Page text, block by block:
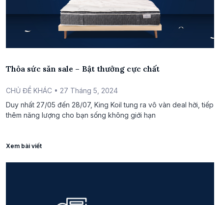
Thỏa sức săn sale – Bật thưởng cực chất
CHỦ ĐỀ KHÁC • 27 Tháng 5, 2024
Duy nhất 27/05 đến 28/07, King Koil tung ra vô vàn deal hời, tiếp
thêm năng lượng cho bạn sống không giới hạn
Xem bài viết